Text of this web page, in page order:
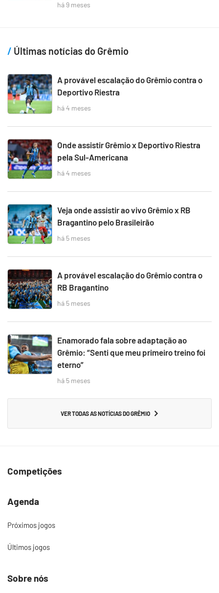
há 9 meses
Últimas notícias do Grêmio
A provável escalação do Grêmio contra o
Deportivo Riestra
há 4 meses
Onde assistir Grêmio x Deportivo Riestra
pela Sul-Americana
há 4 meses
Veja onde assistir ao vivo Grêmio x RB
Bragantino pelo Brasileirão
há 5 meses
A provável escalação do Grêmio contra o
RB Bragantino
há 5 meses
Enamorado fala sobre adaptação ao
Grêmio: “Senti que meu primeiro treino foi
eterno”
há 5 meses
VER TODAS AS NOTÍCIAS DO GRÊMIO
Competições
Agenda
Próximos jogos
Últimos jogos
Sobre nós